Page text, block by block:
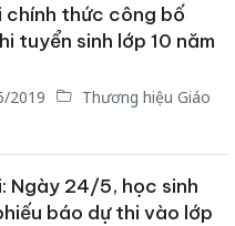
chính thức công bố
tuyển sinh lớp 10 năm
2019
Thương hiệu Giáo
Ngày 24/5, học sinh
báo dự thi vào lớp